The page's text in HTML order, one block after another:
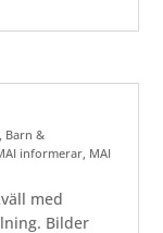
Barn &
informerar MAI
med
Bilder